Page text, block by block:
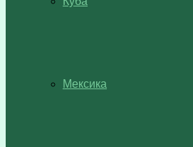
Мексика